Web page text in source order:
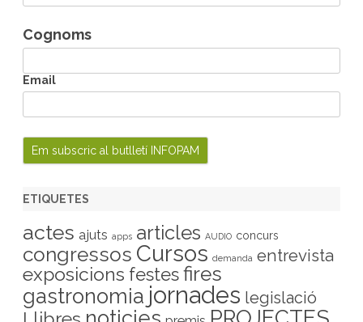
Cognoms
Email
ETIQUETES
actes ajuts apps articles AUDIO concurs
congressos Cursos demanda entrevista
exposicions festesfires
gastronomia jornades legislació